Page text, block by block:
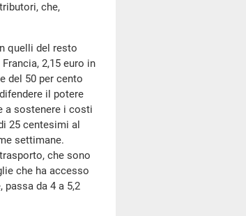
che,
quelli del resto
2,15 euro in
del 50 per cento
il potere
a sostenere i costi
25 centesimi al
settimane.
che sono
che ha accesso
da 4 a 5,2